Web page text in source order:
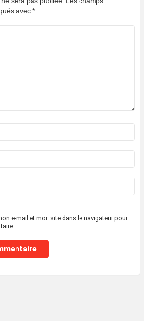
avec *
e-mail et mon site dans le navigateur pour